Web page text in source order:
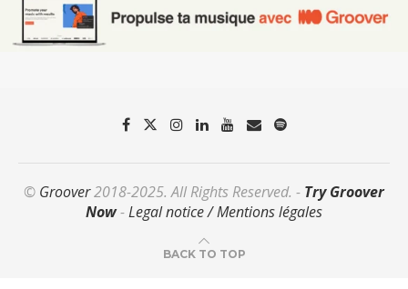
© Groover2018-2025. All Rights Reserved. - Try Groover
Now-Legal notice / Mentions légales
BACK TO TOP